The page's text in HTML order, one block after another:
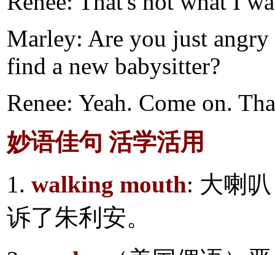
Marley: Are you just angry
find a new babysitter?
Renee: Yeah. Come on.
妙语佳句 活学活用
1. walking mouth: 大喇
诉了朱利安。